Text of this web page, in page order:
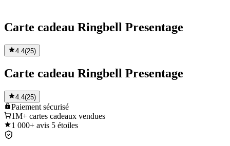
Carte cadeau Ringbell Presentage
4.4(25)
Carte cadeau Ringbell Presentage
4.4(25)
Paiement sécurisé
1M+ cartes cadeaux vendues
1 000+ avis 5 étoiles